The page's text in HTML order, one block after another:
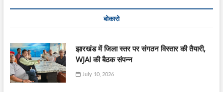
बोकारो
झारखंड में जिला स्तर पर संगठन विस्तार की तैयारी,
WJAI की बैठक संपन्न
July 10, 2026